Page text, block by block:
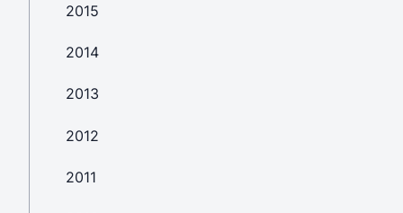
2015
2014
2013
2012
2011